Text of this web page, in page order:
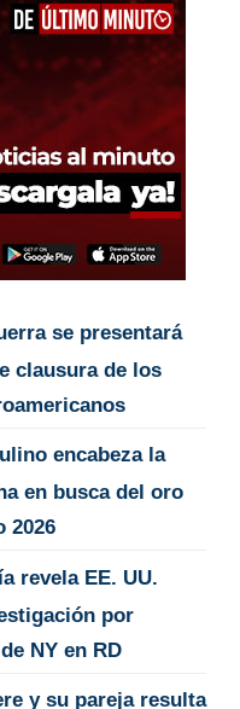
se presentará
clausura de los
encabeza la
en busca del oro
2026
revela EE. UU.
por
NY en RD
y su pareja resulta